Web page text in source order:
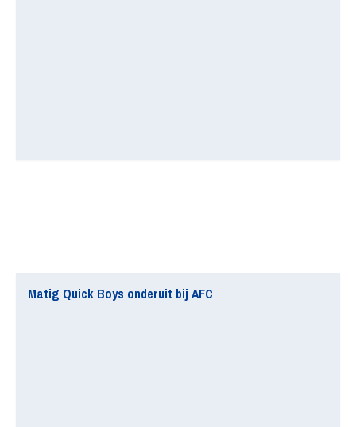
Matig Quick Boys onderuit bij AFC